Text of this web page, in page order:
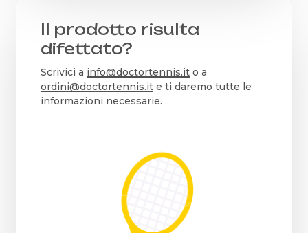
Il prodotto risulta
difettato?
Scrivici a info@doctortennis.ito a
ordini@doctortennis.ite ti daremo tutte le
informazioni necessarie.